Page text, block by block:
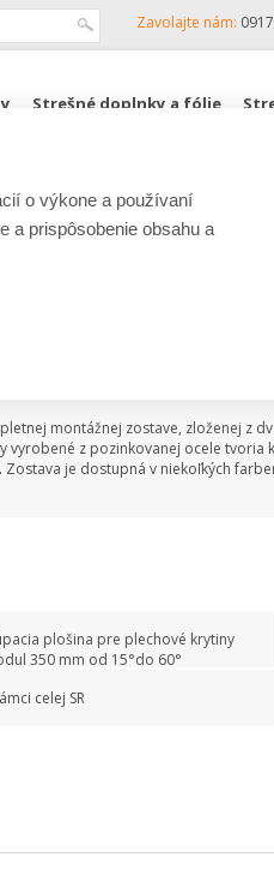
Zavolajte nám:
Strešné doplnky a fólie
FAKRO
montážnej zostave, zloženej z
vyrobené z pozinkovanej ocele
Zostava je dostupná v niekoľkých
plošina pre plechové krytiny
350 mm od 15°do 60°
celej SR
o výkone a používaní
a prispôsobenie obsahu a